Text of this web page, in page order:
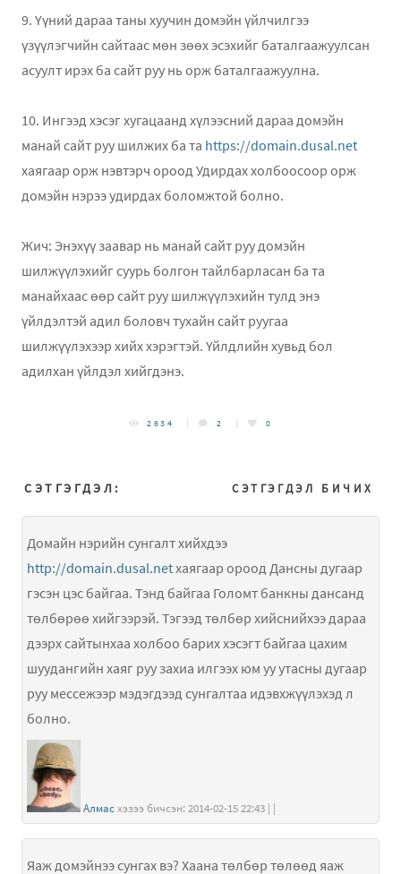
9. Үүний дараа таны хуучин домэйн үйлчилгээ
үзүүлэгчийн сайтаас мөн зөөх эсэхийг баталгаажуулсан
асуулт ирэх ба сайт руу нь орж баталгаажуулна.
10. Ингээд хэсэг хугацаанд хүлээсний дараа домэйн
манай сайт руу шилжих ба та https://domain.dusal.net
хаягаар орж нэвтэрч ороод Удирдах холбоосоор орж
домэйн нэрээ удирдах боломжтой болно.
Жич: Энэхүү заавар нь манай сайт руу домэйн
шилжүүлэхийг суурь болгон тайлбарласан ба та
манайхаас ѳѳр сайт руу шилжүүлэхийн тулд энэ
үйлдэлтэй адил боловч тухайн сайт руугаа
шилжүүлэхээр хийх хэрэгтэй. Үйлдлийн хувьд бол
адилхан үйлдэл хийгдэнэ.
2634 2 0
СЭТГЭГДЭЛ БИЧИХ
СЭТГЭГДЭЛ:
Домайн нэрийн сунгалт хийхдээ
http://domain.dusal.netхаягаар ороод Дансны дугаар
гэсэн цэс байгаа. Тэнд байгаа Голомт банкны дансанд
төлбөрөө хийгээрэй. Тэгээд төлбөр хийснийхээ дараа
дээрх сайтынхаа холбоо барих хэсэгт байгаа цахим
шуудангийн хаяг руу захиа илгээх юм уу утасны дугаар
руу мессежээр мэдэгдээд сунгалтаа идэвхжүүлэхэд л
болно.
Алмас хэзээ бичсэн: 2014-02-15 22:43 | |
Яаж домэйнээ сунгах вэ? Хаана төлбөр төлөөд яаж